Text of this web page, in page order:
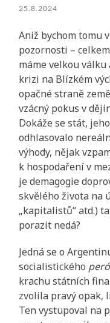
25.8.2024
Aniž bychom tomu
pozornosti –
máme velkou
krizi na Blízkém
opačné straně
vzácný pokus v
Dokáže se stát,
odhlasovalo
výhody, nějak
k hospodaření v
je demagogie
skvělého života na
„kapitalistů“ atd.)
porazit nedá?
Jedná se o
socialistického
krachu státních
zvolila pravý opak,
Ten vystupoval na